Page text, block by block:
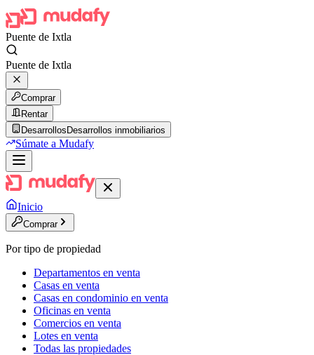
Puente de Ixtla
Puente de Ixtla
Comprar
Rentar
Desarrollos Desarrollos inmobiliarios
Súmate a Mudafy
Inicio
Comprar
Por tipo de propiedad
Departamentos en venta
Casas en venta
Casas en condominio en venta
Oficinas en venta
Comercios en venta
Lotes en venta
Todas las propiedades